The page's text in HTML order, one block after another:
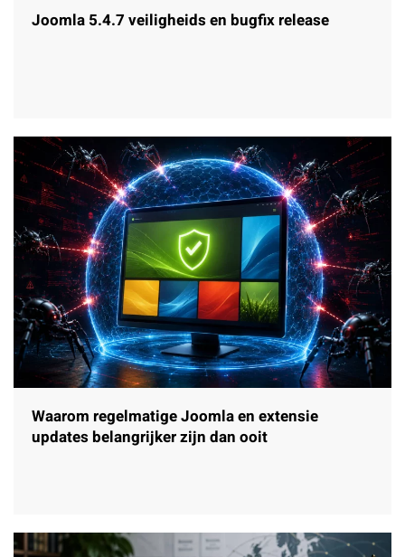
Joomla 5.4.7 veiligheids en bugfix release
Waarom regelmatige Joomla en extensie
updates belangrijker zijn dan ooit